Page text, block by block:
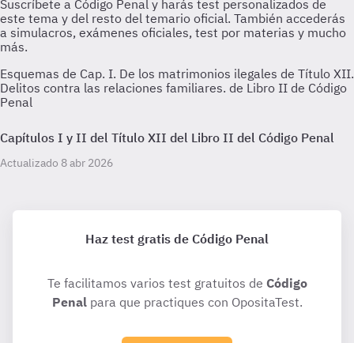
Esquemas de Cap. I. De los matrimonios ilegales de Título XII.
Delitos contra las relaciones familiares. de Libro II de Código
Penal
Capítulos I y II del Título XII del Libro II del Código Penal
Actualizado 8 abr 2026
Haz test gratis de Código Penal
Te facilitamos varios test gratuitos de Código
Penalpara que practiques con OpositaTest.